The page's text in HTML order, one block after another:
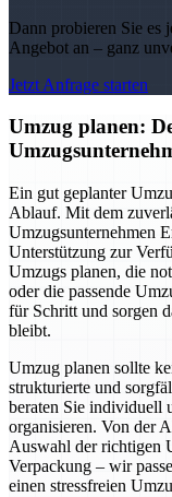
Dann probieren Sie es
Angebot an – ganz
Jetzt Anfrage starten
Umzug planen:
Ein gut geplanter
Ablauf. Mit dem
Umzugsunternehmen
Unterstützung zur
Umzugs planen, die
oder die passende
für Schritt und sorgen
bleibt.
Umzug planen sollte
strukturierte und
beraten Sie individuell
organisieren. Von der
Auswahl der richtigen
Verpackung – wir
einen stressfreien